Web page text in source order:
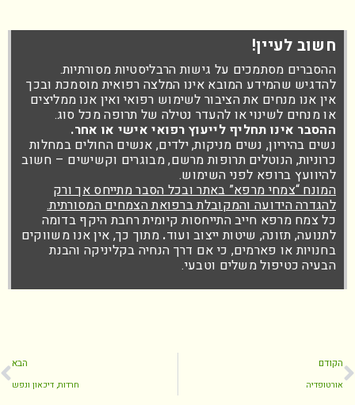
חשוב לעיין!
ההסברים מסתמכים על גישות הרבליסטיות מסורתיות.
להדגיש שהמידע המובא אינו המלצה רפואית מוסמכת ובכך
אין אנו מנחים את הציבור לשימוש רפואי ואין אנו ממליצים
או מנחים לשינוי או להעדר נטילה של תרופה מכל סוג.
ההסבר אינו תחליף לייעוץ רפואי אישי או אחר.
נשים בהיריון, נשים מניקות, ילדים, אנשים החולים במחלות
כרוניות, הנוטלים תרופות מרשם, מבוגרים וקשישים – חשוב
להיוועץ ברופא לפני השימוש.
המונח “צמחי מרפא” באתר ובכל הסבר מתייחס אך ורק
להגדרה הידועה והמקובלת ברפואת הצמחים המסורתית.
כל צמח מרפא חייב התייחסות קיומית רחבת היקף בדומה
לתנועה, תזונה, שיטות ייצוב ועוד. מתוך כך, אין אנו משווקים
בחנויות או פארמים, כי אם דרך הנחיה בקליניקה והבנת
הבעיה כטיפול משלים וטבעי.
הקודם
אורטופדיה
הבא
חרדות, דיכאון ונפש